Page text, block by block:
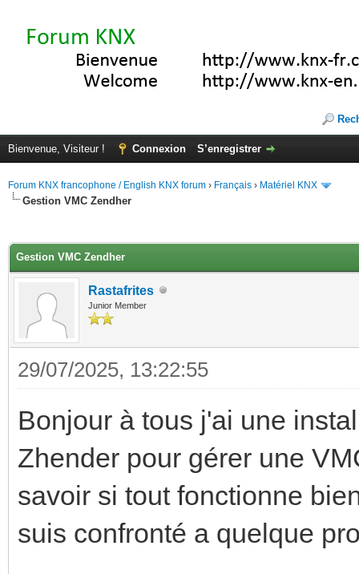
Bienvenue, Visiteur ! Connexion S’enregistrer
Forum KNX francophone / English KNX forum › Français › Matériel KNX
Gestion VMC Zendher
Gestion VMC Zendher
Rastafrites
Junior Member
29/07/2025, 13:22:55
Bonjour à tous j'ai une
Zhender pour gérer une
savoir si tout fonctionne
suis confronté a quelque